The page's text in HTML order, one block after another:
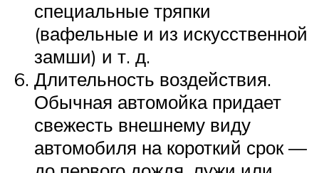
специальные тряпки
(вафельные и из искусственной
замши) и т. д.
Длительность воздействия.
Обычная автомойка придает
свежесть внешнему виду
автомобиля на короткий срок —